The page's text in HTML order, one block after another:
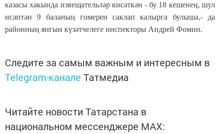
казасы хакында извещательләр кисәткән - бу 18 кешенең, шул
исәптән 9 баланың гомерен саклап калырга булыша,- да
районның янгын күзәтчелеге инспекторы Андрей Фомин.
Следите за самым важным и интересным в
Telegram-канале Татмедиа
Читайте новости Татарстана в
национальном мессенджере MАХ: